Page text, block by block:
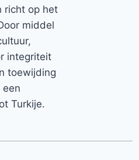
richt op het
middel
integriteit
toewijding
Turkije.